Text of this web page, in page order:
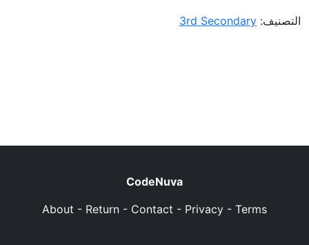
التصنيف: 3rd Secondary
CodeNuva
About - Return - Contact - Privacy - Terms